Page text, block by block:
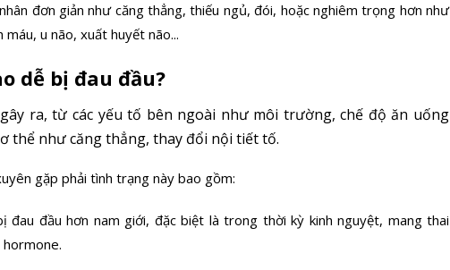
đơn giản như căng thẳng, thiếu ngủ, đói, hoặc nghiêm trọng hơn như
máu, u não, xuất huyết não...
dễ bị đau đầu?
ra, từ các yếu tố bên ngoài như môi trường, chế độ ăn uống
thể như căng thẳng, thay đổi nội tiết tố.
gặp phải tình trạng này bao gồm:
đau đầu hơn nam giới, đặc biệt là trong thời kỳ kinh nguyệt, mang thai